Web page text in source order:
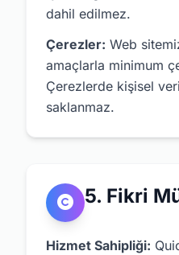
dahil edilmez.
Çerezler: Web
amaçlarla minimum
Çerezlerde kişisel
saklanmaz.
5. Fikri
Hizmet Sahipliği: